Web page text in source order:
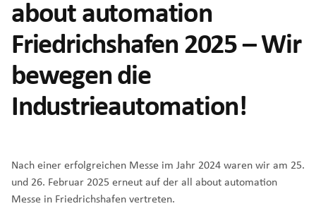
about automation
Friedrichshafen 2025 – Wir
bewegen die
Industrieautomation!
Nach einer erfolgreichen Messe im Jahr 2024 waren wir am 25.
und 26. Februar 2025 erneut auf der all about automation
Messe in Friedrichshafen vertreten.